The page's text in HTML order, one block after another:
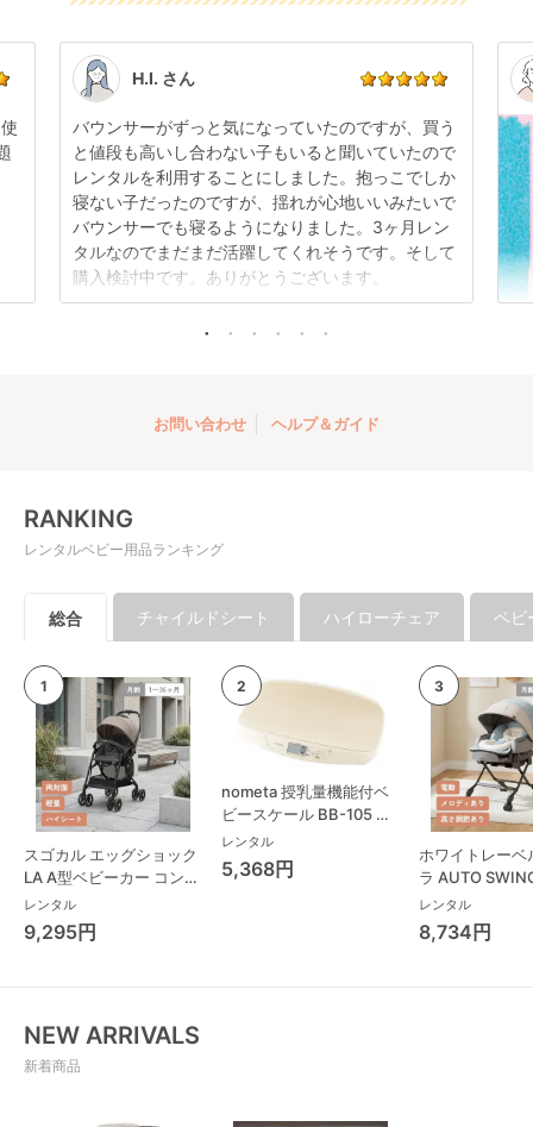
ビ(Combi)
折りたたみ チャイル
ドシート ISOFIX チャ
イルドシート プッパ
プポ(PUPPAPUPO)
円 〜
す。
点検清掃については
もご確認ください。
い。
H.I. さん
バウンサーがずっと気になっていたのですが、買う
と値段も高いし合わない子もいると聞いていたので
レンタルを利用することにしました。抱っこでしか
寝ない子だったのですが、揺れが心地いいみたいで
バウンサーでも寝るようになりました。3ヶ月レン
タルなのでまだまだ活躍してくれそうです。そして
購入検討中です。ありがとうございます。
お問い合わせ ヘルプ＆ガイド
RANKING
レンタルベビー用品ランキング
総合 チャイルドシート ハイローチェア ベビ
スゴカル エッグショック
LA A型ベビーカー コンビ
(Combi)
レンタル
9,295円
nometa 授乳量機能付ベ
ビースケール BB-105 タ
ニタ(TANITA) ベビースケ
ール・体重計
レンタル
5,368円
ホワイトレーベ
ラ AUTO
Long スリープ
コンビ(Combi)
チェア・ベビー
レンタル
8,734円
NEW ARRIVALS
新着商品